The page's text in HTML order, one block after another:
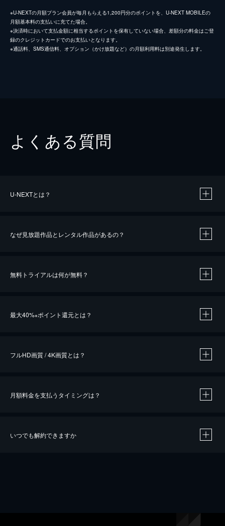
※U-NEXTの月額プラン会員が毎月もらえる1,200円分のポイントを、U-NEXT MOBILEの
月額基本料の支払いに充てた場合。
※決済時において支払金額に相当するポイントを保有していない場合、差額分の料金はご登
録のクレジットカードでのお支払いとなります。
※通話料、SMS通信料、オプション（かけ放題など）の月額利用料は別途発生します。
よくある質問
U-NEXTとは？
なぜ見放題作品とレンタル作品があるの？
無料トライアルは何が無料？
最大40%※ポイント還元とは？
※40％ポイント還元の対象は、クレジットカード決済による作品の購入 / レンタルです。
フルHD画質 / 4K画質とは？
月額料金を支払うタイミングは？
いつでも解約できますか